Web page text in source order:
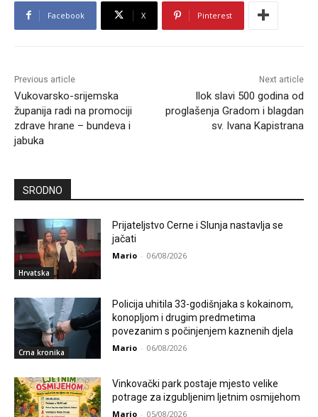
Facebook X Pinterest
Previous article
Vukovarsko-srijemska
županija radi na promociji
zdrave hrane – bundeva i
jabuka
Next article
Ilok slavi 500 godina od
proglašenja Gradom i blagdan
sv. Ivana Kapistrana
SRODNO
Hrvatska
Prijateljstvo Cerne i Slunja nastavlja se
jačati
Mario - 06/08/2026
Crna kronika
Policija uhitila 33-godišnjaka s kokainom,
konopljom i drugim predmetima
povezanim s počinjenjem kaznenih djela
Mario - 06/08/2026
Vinkovački park postaje mjesto velike
potrage za izgubljenim ljetnim osmijehom
Mario - 05/08/2026